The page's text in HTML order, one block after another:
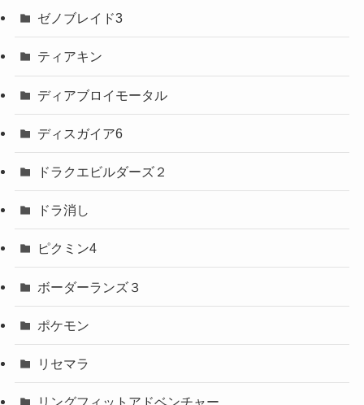
ゼノブレイド3
ティアキン
ディアブロイモータル
ディスガイア6
ドラクエビルダーズ２
ドラ消し
ピクミン4
ボーダーランズ３
ポケモン
リセマラ
リングフィットアドベンチャー